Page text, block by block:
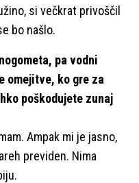
si večkrat privoščil
bo našlo.
pa vodni
omejitve, ko gre za
poškodujete zunaj
Ampak mi je jasno,
previden. Nima